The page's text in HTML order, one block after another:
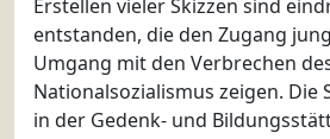
Erstellen vieler Skizzen sind
entstanden, die den Zugang
Umgang mit den Verbrechen
Nationalsozialismus zeigen. Die
in der Gedenk- und